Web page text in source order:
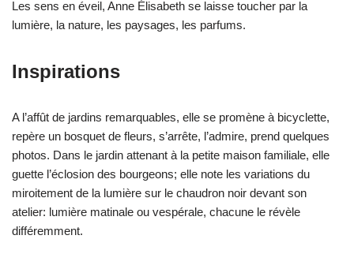
Les sens en éveil, Anne Élisabeth se laisse toucher par la
lumière, la nature, les paysages, les parfums.
Inspirations
A l’affût de jardins remarquables, elle se promène à bicyclette,
repère un bosquet de fleurs, s’arrête, l’admire, prend quelques
photos. Dans le jardin attenant à la petite maison familiale, elle
guette l’éclosion des bourgeons; elle note les variations du
miroitement de la lumière sur le chaudron noir devant son
atelier: lumière matinale ou vespérale, chacune le révèle
différemment.